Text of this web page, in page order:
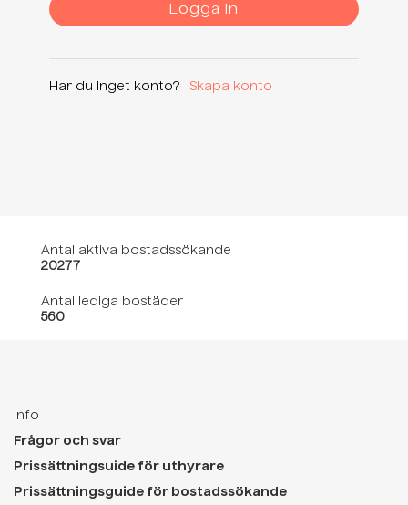
Har du inget konto? Skapa konto
Antal aktiva bostadssökande
20277
Antal lediga bostäder
560
Info
Frågor och svar
Prissättningsuide för uthyrare
Prissättningsguide för bostadssökande